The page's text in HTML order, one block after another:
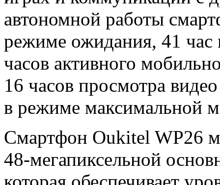
автономной работы
режиме ожидания, 41
часов активного
16 часов просмотра
в режиме максимальной
Смартфон Oukitel WP26
48-мегапиксельной